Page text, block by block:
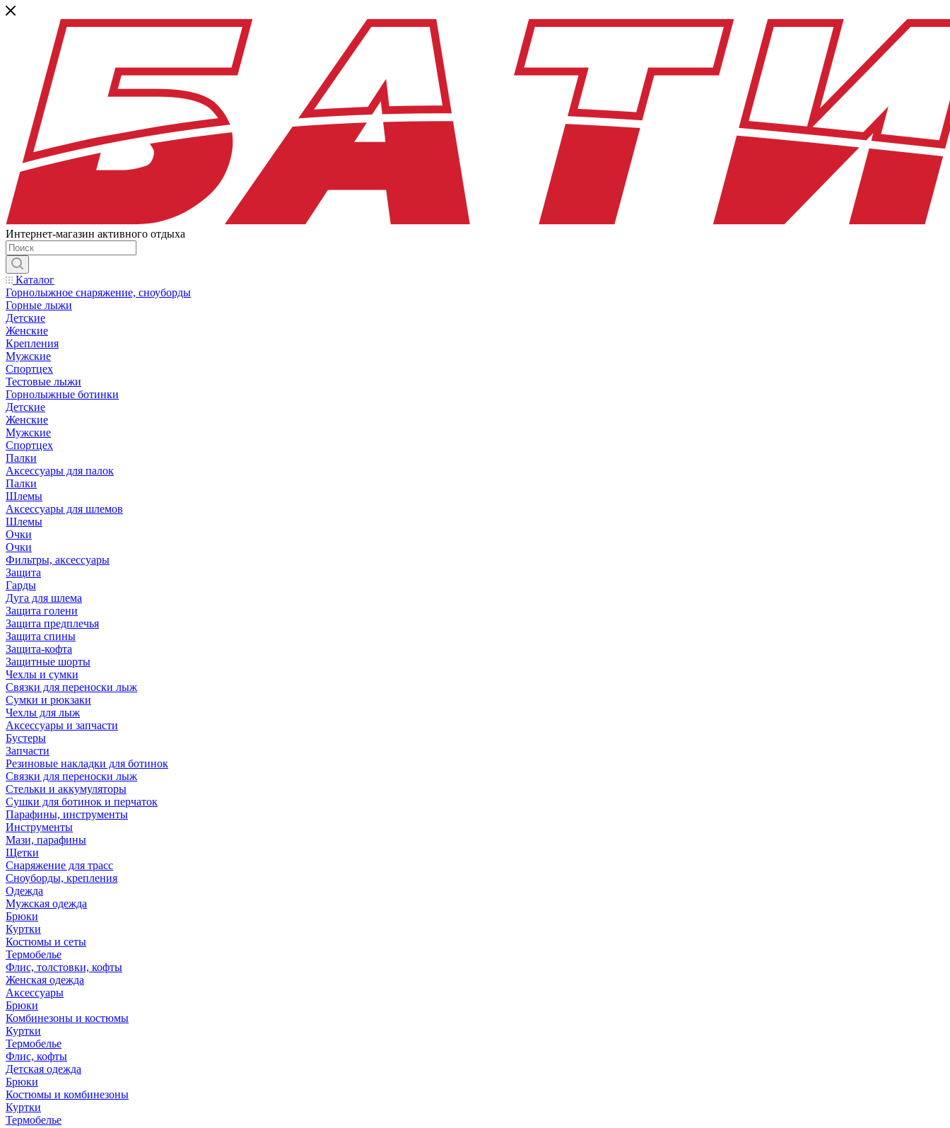
Интернет-магазин активного отдыха
Каталог
Горнолыжное снаряжение, сноуборды
Горные лыжи
Детские
Женские
Крепления
Мужские
Спортцех
Тестовые лыжи
Горнолыжные ботинки
Детские
Женские
Мужские
Спортцех
Палки
Аксессуары для палок
Палки
Шлемы
Аксессуары для шлемов
Шлемы
Очки
Очки
Фильтры, аксессуары
Защита
Гарды
Дуга для шлема
Защита голени
Защита предплечья
Защита спины
Защита-кофта
Защитные шорты
Чехлы и сумки
Связки для переноски лыж
Сумки и рюкзаки
Чехлы для лыж
Аксессуары и запчасти
Бустеры
Запчасти
Резиновые накладки для ботинок
Связки для переноски лыж
Стельки и аккумуляторы
Сушки для ботинок и перчаток
Парафины, инструменты
Инструменты
Мази, парафины
Щетки
Снаряжение для трасс
Сноуборды, крепления
Одежда
Мужская одежда
Брюки
Куртки
Костюмы и сеты
Термобелье
Флис, толстовки, кофты
Женская одежда
Аксессуары
Брюки
Комбинезоны и костюмы
Куртки
Термобелье
Флис, кофты
Детская одежда
Брюки
Костюмы и комбинезоны
Куртки
Термобелье